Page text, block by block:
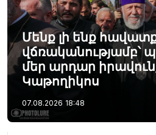
Մենք լի ենք
վճռականությամբ՝
մեր արդար
Կաթողիկոս
07.08.2026 18:48